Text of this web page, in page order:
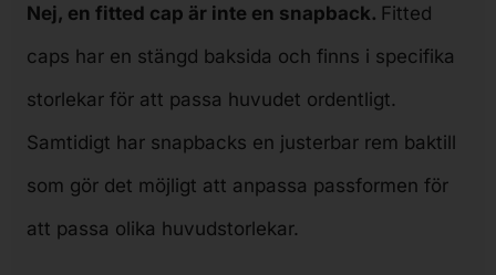
Nej, en fitted cap är inte en snapback. Fitted
caps har en stängd baksida och finns i specifika
storlekar för att passa huvudet ordentligt.
Samtidigt har snapbacks en justerbar rem baktill
som gör det möjligt att anpassa passformen för
att passa olika huvudstorlekar.